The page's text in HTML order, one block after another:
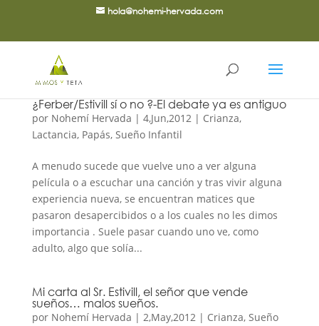
hola@nohemi-hervada.com
¿Ferber/Estivill sí o no ?-El debate ya es antiguo
por Nohemí Hervada | 4,Jun,2012| Crianza,
Lactancia, Papás, Sueño Infantil
A menudo sucede que vuelve uno a ver alguna
película o a escuchar una canción y tras vivir alguna
experiencia nueva, se encuentran matices que
pasaron desapercibidos o a los cuales no les dimos
importancia . Suele pasar cuando uno ve, como
adulto, algo que solía...
Mi carta al Sr. Estivill, el señor que vende
sueños… malos sueños.
por Nohemí Hervada | 2,May,2012| Crianza, Sueño